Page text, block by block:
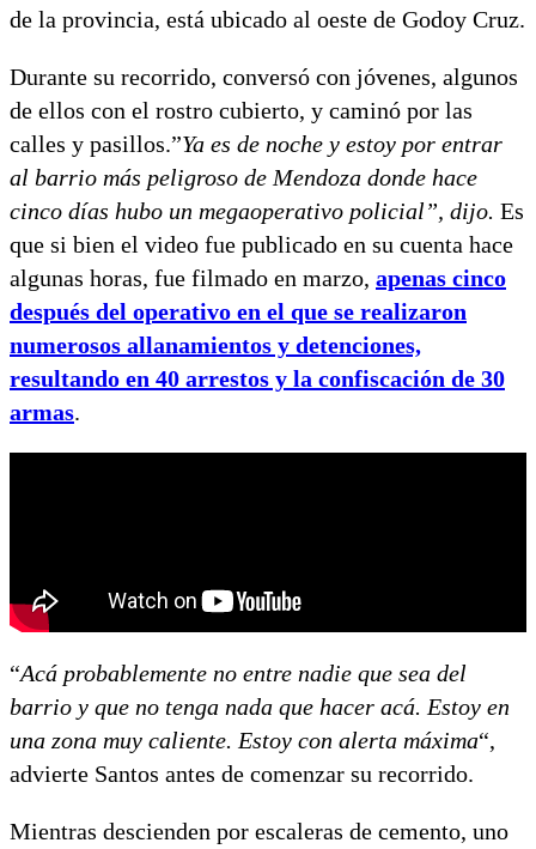
de la provincia, está ubicado al oeste de Godoy Cruz.
Durante su recorrido, conversó con jóvenes, algunos
de ellos con el rostro cubierto, y caminó por las
calles y pasillos.”Ya es de noche y estoy por entrar
al barrio más peligroso de Mendoza donde hace
cinco días hubo un megaoperativo policial”, dijo. Es
que si bien el video fue publicado en su cuenta hace
algunas horas, fue filmado en marzo, apenas cinco
después del operativo en el que se realizaron
numerosos allanamientos y detenciones,
resultando en 40 arrestos y la confiscación de 30
armas.
“Acá probablemente no entre nadie que sea del
barrio y que no tenga nada que hacer acá. Estoy en
una zona muy caliente. Estoy con alerta máxima“,
advierte Santos antes de comenzar su recorrido.
Mientras descienden por escaleras de cemento, uno